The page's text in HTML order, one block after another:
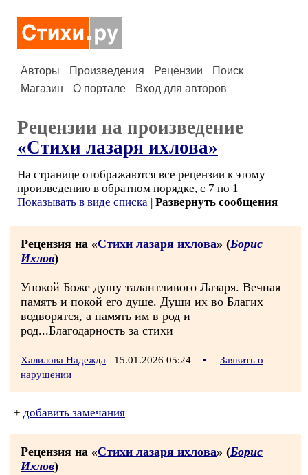
Авторы Произведения Рецензии
Поиск
Магазин
О портале Вход для авторов
Рецензии на произведение
«Стихи лазаря ихлова»
На странице отображаются все рецензии к этому
произведению в обратном порядке, с 7 по 1
Показывать в виде списка | Развернуть сообщения
Рецензия на «Стихи лазаря ихлова» (Борис
Ихлов)
Упокой Боже душу талантливого Лазаря. Вечная
память и покой его душе. Души их во Благих
водворятся, а память им в род и
род...Благодарность за стихи
Халилова Надежда 15.01.2026 05:24 •
Заявить о
нарушении
+ добавить замечания
Рецензия на «Стихи лазаря ихлова» (Борис
Ихлов)